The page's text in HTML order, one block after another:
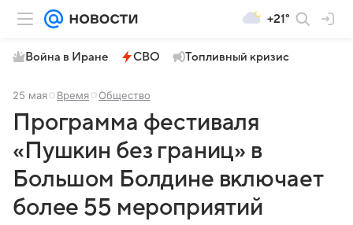
+21°
Война в Иране СВО Топливный кризис
25 мая Время Общество
Программа фестиваля
«Пушкин без границ» в
Большом Болдине включает
более 55 мероприятий